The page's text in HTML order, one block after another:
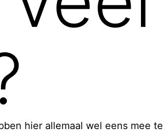
hier allemaal wel eens mee